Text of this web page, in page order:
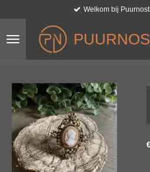
naar
hoofdinhoud
Welkom bij